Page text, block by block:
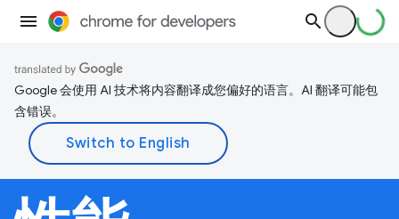
Google 会使用 AI 技术将内容翻译成您偏好的语言。AI 翻译可能包
含错误。